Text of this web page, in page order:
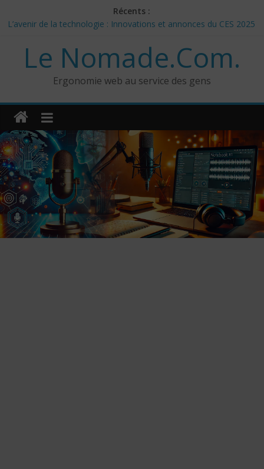
Récents :
L’avenir de la technologie : Innovations et annonces du CES 2025
Les 3 meilleurs réponses de politiciens Canadiens pour Donald
Google Deep Mind – IA : Simulation Mondiale et Défis Éthiques
NotebookLM : Mes commentaires sur 2 mois d’utilisation
CES 2025: Technologies insolites – jour 5
Le Nomade.Com.
Ergonomie web au service des gens